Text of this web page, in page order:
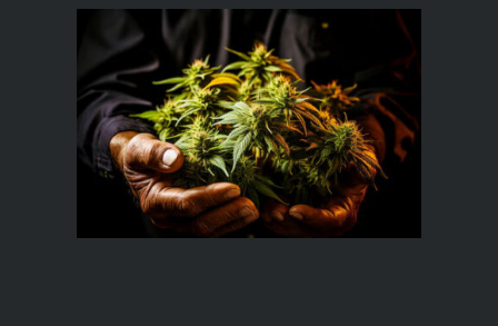
CONTACTAR
Español